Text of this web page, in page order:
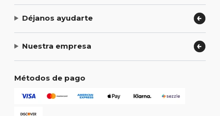
Déjanos ayudarte
Nuestra empresa
Métodos de pago